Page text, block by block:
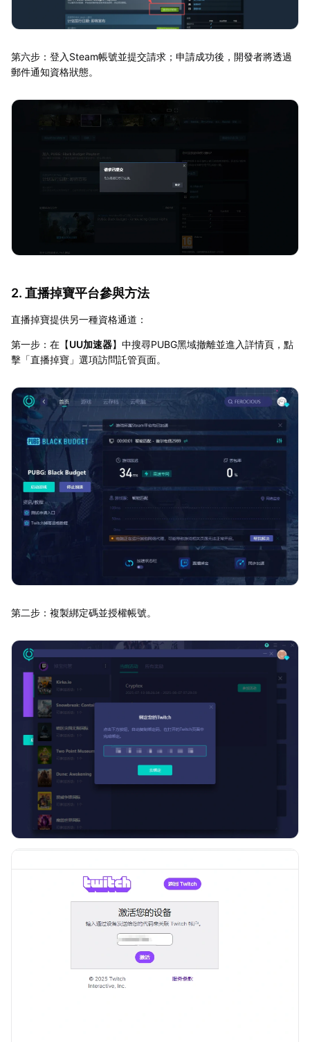
第六步：登入Steam帳號並提交請求；申請成功後，開發者將透過
郵件通知資格狀態。
2. 直播掉寶平台參與方法
直播掉寶提供另一種資格通道：
第一步：在【UU加速器】中搜尋PUBG黑域撤離並進入詳情頁，點
擊「直播掉寶」選項訪問託管頁面。
第二步：複製綁定碼並授權帳號。